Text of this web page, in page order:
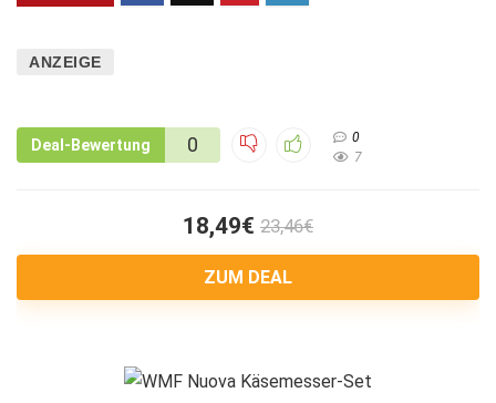
ANZEIGE
Deal-Bewertung 0
0
7
18,49€ 23,46€
ZUM DEAL